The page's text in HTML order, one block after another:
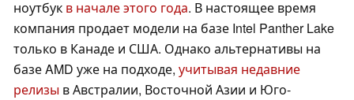
ноутбук в начале этого года. В настоящее время
компания продает модели на базе Intel Panther Lake
только в Канаде и США. Однако альтернативы на
базе AMD уже на подходе, учитывая недавние
релизы в Австралии, Восточной Азии и Юго-